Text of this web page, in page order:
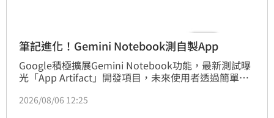
筆記進化！Gemini Notebook測自製App
Google積極擴展Gemini Notebook功能，最新測試曝
光「App Artifact」開發項目，未來使用者透過簡單指
儀表板、學習工具或簡易遊戲。此舉標誌著Gemini
2026/08/06 12:25